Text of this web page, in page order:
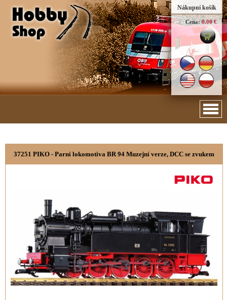
Nákupní košík
Cena: 0.00 €
37251 PIKO - Parní lokomotiva BR 94 Muzejní verze, DCC se zvukem